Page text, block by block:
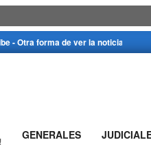
- Otra forma de ver la noticia
GENERALES